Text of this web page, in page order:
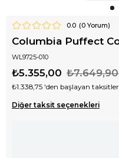
0.0 (0Yorum)
Columbia Puffect
WL9725-010
₺7.649,90
₺5.355,00
₺1.338,75 'den başlayan
Diğer taksit seçenekleri